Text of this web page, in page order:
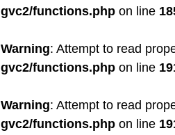
gvc2/functions.php on line
Warning: Attempt to read
gvc2/functions.php on line
Warning: Attempt to read
gvc2/functions.php on line